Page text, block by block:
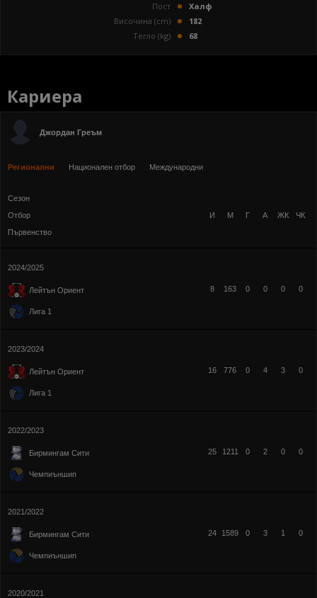
Пост
Халф
Височина (cm)
182
Тегло (kg)
68
Кариера
Джордан Греъм
Регионални Национален отбор Международни
Сезон
Отбор
Първенство
И М Г А ЖК ЧК
2024/2025
Лейтън Ориент
Лига 1
8 163 0 0 0 0
2023/2024
Лейтън Ориент
Лига 1
16 776 0 4 3 0
2022/2023
Бирмингам Сити
Чемпиъншип
25 1211 0 2 0 0
2021/2022
Бирмингам Сити
Чемпиъншип
24 1589 0 3 1 0
2020/2021